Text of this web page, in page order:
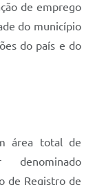
de emprego
do município
do país e do
área total de
de Registro de